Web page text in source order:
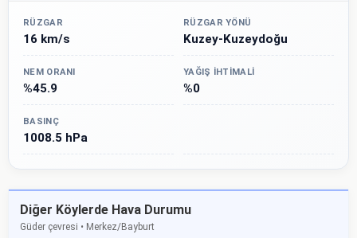
RÜZGAR
16 km/s
RÜZGAR YÖNÜ
Kuzey-Kuzeydoğu
NEM ORANI
%45.9
YAĞIŞ İHTIMALI
%0
BASINÇ
1008.5 hPa
Diğer Köylerde Hava Durumu
Güder çevresi • Merkez/Bayburt